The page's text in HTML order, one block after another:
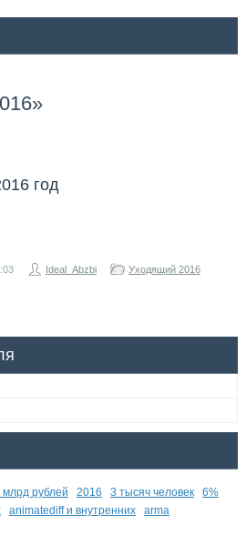
год
Ideal_Abzbi
Уходящий 2016
млрд рублей 2016 3 тысяч человек
6%
animatediff и внутренних arma